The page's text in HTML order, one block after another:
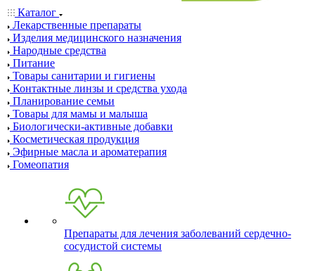
Каталог
Лекарственные препараты
Изделия медицинского назначения
Народные средства
Питание
Товары санитарии и гигиены
Контактные линзы и средства ухода
Планирование семьи
Товары для мамы и малыша
Биологически-активные добавки
Косметическая продукция
Эфирные масла и ароматерапия
Гомеопатия
Препараты для лечения заболеваний сердечно-
сосудистой системы